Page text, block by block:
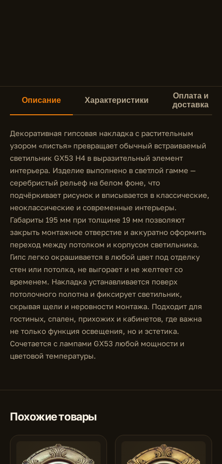
Описание Характеристики
Оплата и
доставка
Декоративная гипсовая накладка с растительным
узором «листья» превращает обычный встраиваемый
светильник GX53 H4 в выразительный элемент
интерьера. Изделие выполнено в светлой гамме —
серебристый рельеф на белом фоне, что
подчёркивает рисунок и вписывается в классические,
неоклассические и современные интерьеры.
Габариты 195 мм при толщине 19 мм позволяют
закрыть монтажное отверстие и аккуратно оформить
переход между потолком и корпусом светильника.
Гипс легко окрашивается в любой цвет под отделку
стен или потолка, не выгорает и не желтеет со
временем. Накладка устанавливается поверх
потолочного полотна и фиксирует светильник,
скрывая щели и неровности монтажа. Подходит для
гостиных, спален, прихожих и кабинетов, где важна
не только функция освещения, но и эстетика.
Сочетается с лампами GX53 любой мощности и
цветовой температуры.
Похожие товары